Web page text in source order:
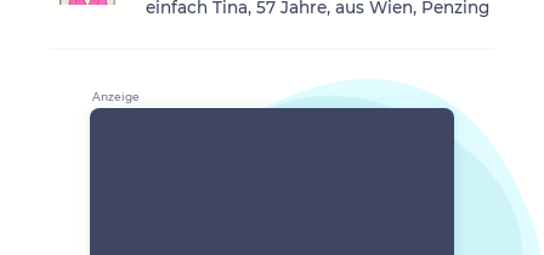
einfach Tina, 57 Jahre, aus Wien, Penzing